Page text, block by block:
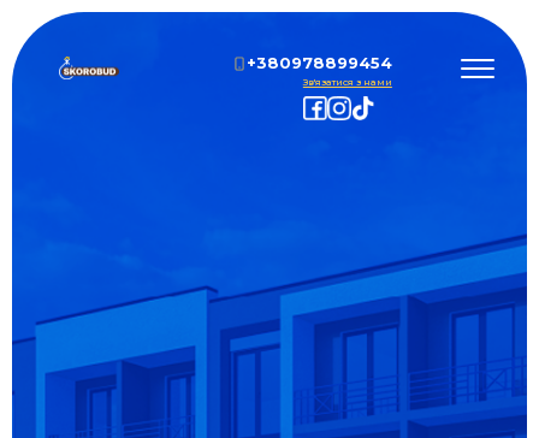
+380978899454
Зв'язатися з нами